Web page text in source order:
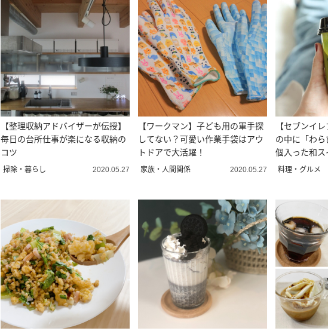
【整理収納アドバイザーが伝授】
毎日の台所仕事が楽になる収納の
コツ
掃除・暮らし 2020.05.27
【ワークマン】子ども用の軍手探
してない？可愛い作業手袋はアウ
トドアで大活躍！
家族・人間関係 2020.05.27
【セブンイ
の中に「わ
個入った和
ごい
料理・グルメ